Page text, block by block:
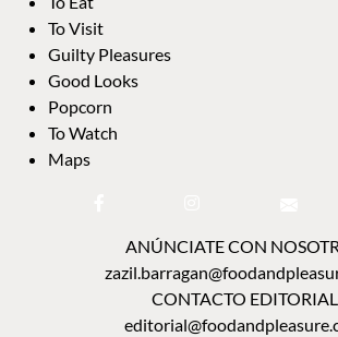
To Visit
Guilty Pleasures
Good Looks
Popcorn
To Watch
Maps
ANÚNCIATE CON
CONTACTO EDITORIAL